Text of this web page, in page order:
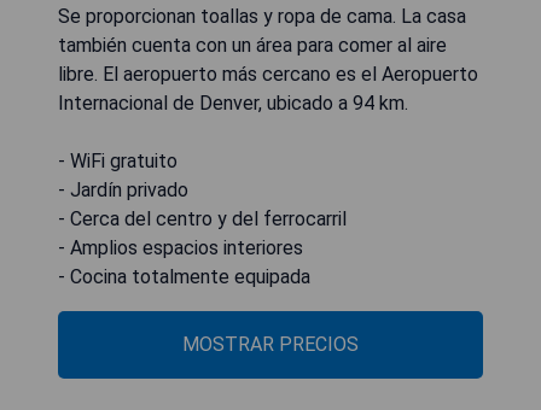
Se proporcionan toallas y ropa de cama. La casa
también cuenta con un área para comer al aire
libre. El aeropuerto más cercano es el Aeropuerto
Internacional de Denver, ubicado a 94 km.
- WiFi gratuito
- Jardín privado
- Cerca del centro y del ferrocarril
- Amplios espacios interiores
- Cocina totalmente equipada
MOSTRAR PRECIOS